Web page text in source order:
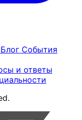
Блог События
и ответы